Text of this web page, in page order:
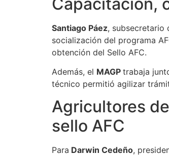
Santiago Páez, subsecretario
socialización del programa
obtención del Sello AFC.
Además, el MAGP trabaja
técnico permitió agilizar
Agricultores
sello AFC
Para Darwin Cedeño,